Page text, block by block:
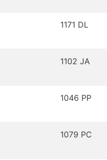
1171 DL
1102 JA
1046 PP
1079 PC